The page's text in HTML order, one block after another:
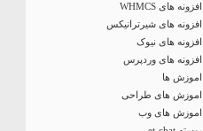
افزونه های WHMCS
افزونه های شیرترانیکس
افزونه های نیوک
افزونه های وردپرس
اموزش ها
اموزش های طراحی
اموزش های وب